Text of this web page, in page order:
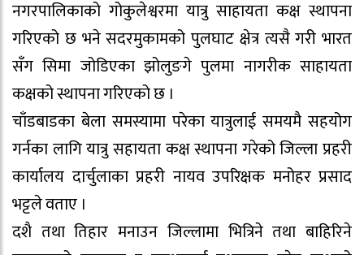
नगरपालिकाको गोकुलेश्वरमा यात्रु साहायता कक्ष स्थापना
गरिएको छ भने सदरमुकामको पुलघाट क्षेत्र त्यसै गरी भारत
सँग सिमा जोडिएका झोलुङगे पुलमा नागरीक साहायता
कक्षको स्थापना गरिएको छ ।
चाँडबाडका बेला समस्यामा परेका यात्रुलाई समयमै सहयोग
गर्नका लागि यात्रु सहायता कक्ष स्थापना गरेको जिल्ला प्रहरी
कार्यालय दार्चुलाका प्रहरी नायव उपरिक्षक मनोहर प्रसाद
भट्टले वताए ।
दशै तथा तिहार मनाउन जिल्लामा भित्रिने तथा बाहिरिने